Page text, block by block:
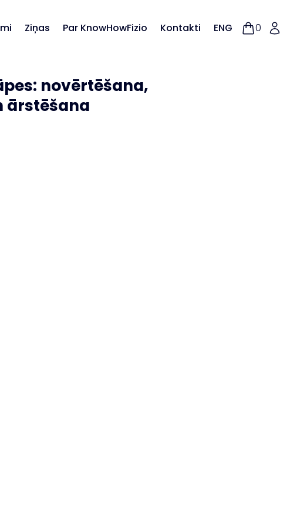
Ziņas Par KnowHowFizio Kontakti ENG 0
novērtēšana,
ārstēšana